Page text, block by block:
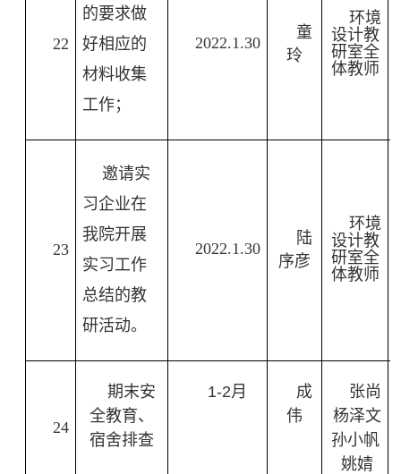
22
的要求做
好相应的
材料收集
工作；
2022.1.30
童
玲
环境
设计教
研室全
体教师
23
邀请实
习企业在
我院开展
实习工作
总结的教
研活动。
2022.1.30
陆
序彦
环境
设计教
研室全
体教师
24
期末安
全教育、
宿舍排查
1-2月
成
伟
张尚
杨泽文
孙小帆
姚婧